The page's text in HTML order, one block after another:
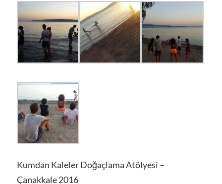
Kumdan Kaleler Doğaçlama Atölyesi –
Çanakkale 2016